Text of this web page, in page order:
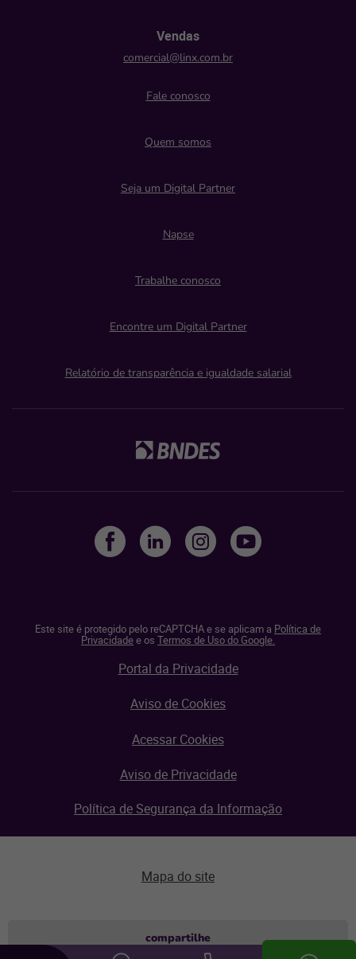
compartilhe
Vendas
comercial@linx.com.br
Fale conosco
Quem somos
Seja um Digital Partner
Napse
Trabalhe conosco
Encontre um Digital Partner
Relatório de transparência e igualdade salarial
Este site é protegido pelo reCAPTCHA e se aplicam a Política de
Privacidadee os Termos de Uso do Google.
Portal da Privacidade
Aviso de Cookies
Acessar Cookies
Aviso de Privacidade
Política de Segurança da Informação
Mapa do site